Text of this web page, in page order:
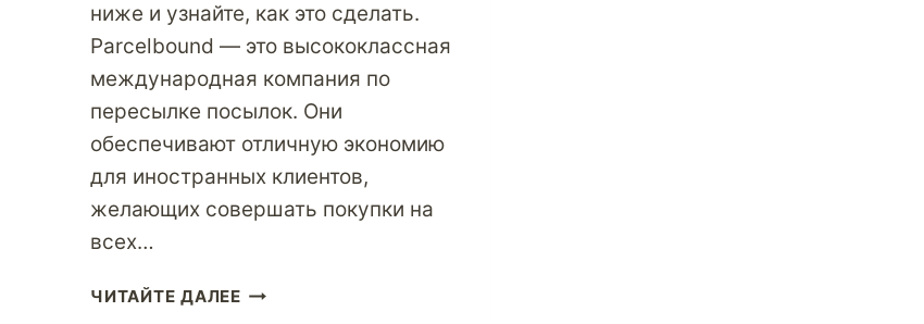
ниже и узнайте, как это сделать.
Parcelbound — это высококлассная
международная компания по
пересылке посылок. Они
обеспечивают отличную экономию
для иностранных клиентов,
желающих совершать покупки на
всех…
ЧИТАЙТЕ ДАЛЕЕIPAD